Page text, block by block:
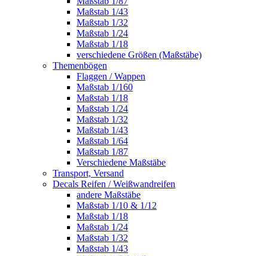
Maßstab 1/43
Maßstab 1/32
Maßstab 1/24
Maßstab 1/18
verschiedene Größen (Maßstäbe)
Themenbögen
Flaggen / Wappen
Maßstab 1/160
Maßstab 1/18
Maßstab 1/24
Maßstab 1/32
Maßstab 1/43
Maßstab 1/64
Maßstab 1/87
Verschiedene Maßstäbe
Transport, Versand
Decals Reifen / Weißwandreifen
andere Maßstäbe
Maßstab 1/10 & 1/12
Maßstab 1/18
Maßstab 1/24
Maßstab 1/32
Maßstab 1/43